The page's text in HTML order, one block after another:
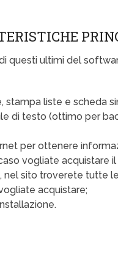
questi ultimi del
stampa liste e scheda
di testo (ottimo per
per ottenere
vogliate acquistare
sito troverete tutte
acquistare;